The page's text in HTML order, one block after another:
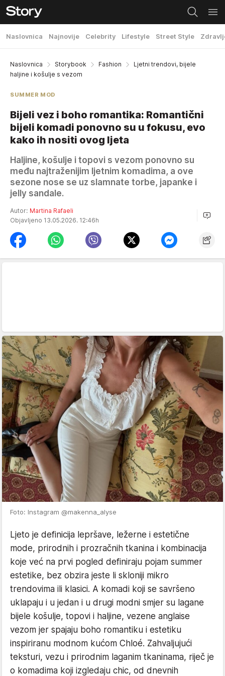
Naslovnica Najnovije Celebrity Lifestyle Street Style
Naslovnica Storybook Fashion
Ljetni trendovi, bijele
haljine i košulje s vezom
SUMMER MOD
Bijeli vez i boho romantika: Romantični
bijeli komadi ponovno su u fokusu, evo
kako ih nositi ovog ljeta
Haljine, košulje i topovi s vezom ponovno su
među najtraženijim ljetnim komadima, a ove
sezone nose se uz slamnate torbe, japanke i
jelly sandale.
Autor: Martina Rafaeli
Objavljeno 13.05.2026. 12:46h
Foto: Instagram @makenna_alyse
Ljeto je definicija lepršave, ležerne i estetične
mode, prirodnih i prozračnih tkanina i kombinacija
koje već na prvi pogled definiraju pojam summer
estetike, bez obzira jeste li skloniji mikro
trendovima ili klasici. A komadi koji se savršeno
uklapaju i u jedan i u drugi modni smjer su lagane
bijele košulje, topovi i haljine, vezene anglaise
vezom jer spajaju boho romantiku i estetiku
inspiriranu modnom kućom Chloé. Zahvaljujući
teksturi, vezu i prirodnim laganim tkaninama, riječ je
o komadima koji izgledaju chic, od dnevnih